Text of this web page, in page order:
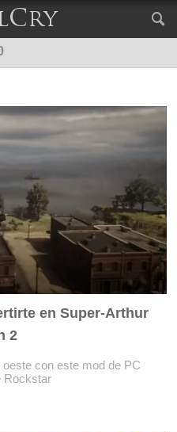
en Super-Arthur
2
con este mod de PC
Rockstar